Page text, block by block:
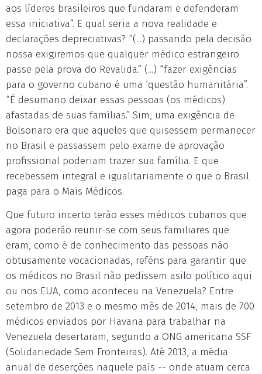
aos líderes brasileiros que fundaram e defenderam
essa iniciativa”. E qual seria a nova realidade e
declarações depreciativas? “(...) passando pela decisão
nossa exigiremos que qualquer médico estrangeiro
passe pela prova do Revalida.” (...) “fazer exigências
para o governo cubano é uma ‘questão humanitária”.
“É desumano deixar essas pessoas (os médicos)
afastadas de suas famílias.” Sim, uma exigência de
Bolsonaro era que aqueles que quisessem permanecer
no Brasil e passassem pelo exame de aprovação
profissional poderiam trazer sua família. E que
recebessem integral e igualitariamente o que o Brasil
paga para o Mais Médicos.
Que futuro incerto terão esses médicos cubanos que
agora poderão reunir-se com seus familiares que
eram, como é de conhecimento das pessoas não
obtusamente vocacionadas, reféns para garantir que
os médicos no Brasil não pedissem asilo político aqui
ou nos EUA, como aconteceu na Venezuela? Entre
setembro de 2013 e o mesmo mês de 2014, mais de 700
médicos enviados por Havana para trabalhar na
Venezuela desertaram, segundo a ONG americana SSF
(Solidariedade Sem Fronteiras). Até 2013, a média
anual de deserções naquele país -- onde atuam cerca